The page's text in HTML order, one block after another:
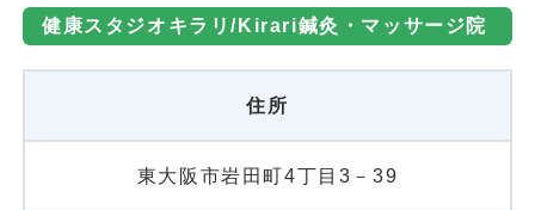
健康スタジオキラリ/Kirari鍼灸・マッサージ院
住所
東大阪市岩田町4丁目3－39